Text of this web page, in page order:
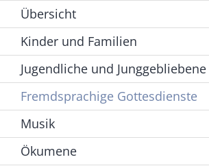
Übersicht
Kinder und Familien
Jugendliche und Junggebliebene
Fremdsprachige Gottesdienste
Musik
Ökumene